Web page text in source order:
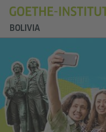
BOLIVIA